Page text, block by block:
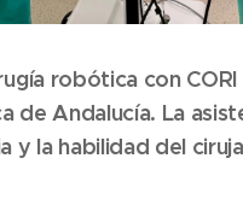
robótica con
Andalucía. La
y la habilidad del